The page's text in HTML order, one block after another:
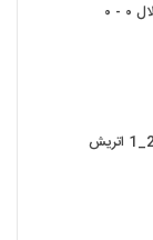
خلاصه بازی ؛ استقلال ۰ - ۰